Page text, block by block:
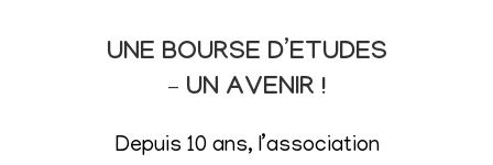
UNE BOURSE D’ETUDES
– UN AVENIR !
Depuis 10 ans, l’association